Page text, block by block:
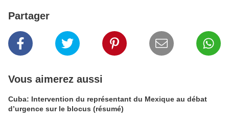
Partager
Vous aimerez aussi
Cuba: Intervention du représentant du Mexique au débat
d’urgence sur le blocus (résumé)